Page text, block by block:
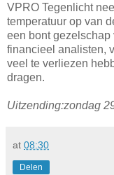
VPRO Tegenlicht
temperatuur op van
een bont gezelschap
financieel analisten,
veel te verliezen
dragen.
Uitzending:zondag
at 08:30
Delen